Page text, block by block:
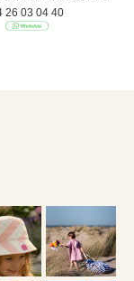
26 03 04 40